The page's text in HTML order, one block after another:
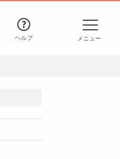
ヘルプ メニュー